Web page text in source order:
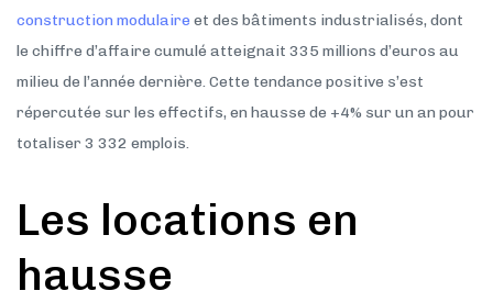
construction modulaire et des bâtiments industrialisés, dont
le chiffre d’affaire cumulé atteignait 335 millions d’euros au
milieu de l’année dernière. Cette tendance positive s’est
répercutée sur les effectifs, en hausse de +4% sur un an pour
totaliser 3 332 emplois.
Les locations en
hausse